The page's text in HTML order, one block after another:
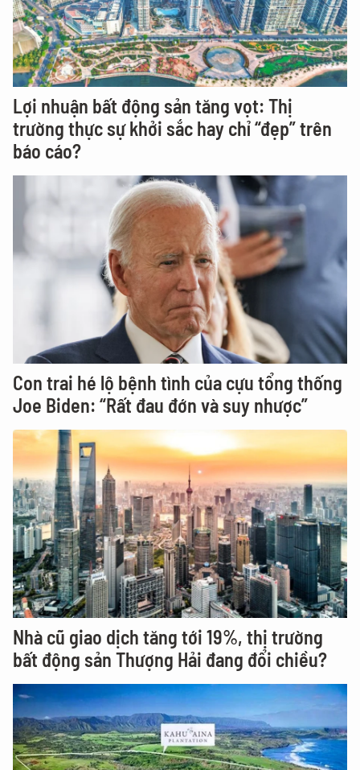
Lợi nhuận bất động sản tăng vọt: Thị
trường thực sự khởi sắc hay chỉ “đẹp” trên
báo cáo?
Con trai hé lộ bệnh tình của cựu tổng thống
Joe Biden: “Rất đau đớn và suy nhược”
Nhà cũ giao dịch tăng tới 19%, thị trường
bất động sản Thượng Hải đang đổi chiều?